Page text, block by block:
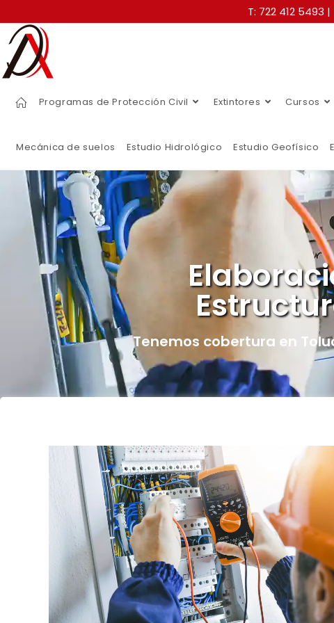
T: 722 412 5493 |
Programas de Protección Civil Extintores Cursos
Mecánica de suelos Estudio Hidrológico Estudio Geofísico
Tenemos cobertura en